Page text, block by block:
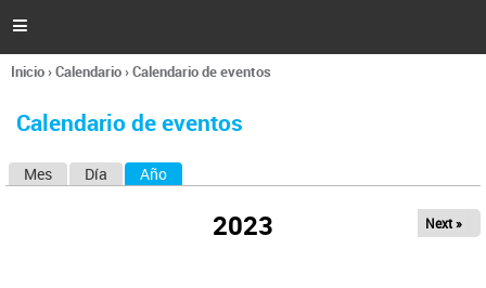
l

Se
usted
Inicio›Calendario›Calendario de eventos
Calendario de eventos
Mes Día Año
2023 Next »